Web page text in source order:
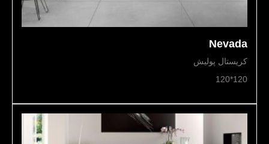
Nevada
کریستال پولیش
120*120